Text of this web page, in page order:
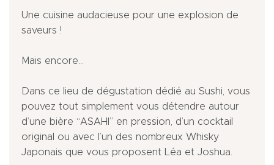
Une cuisine audacieuse pour une explosion de
saveurs !
Mais encore…
Dans ce lieu de dégustation dédié au Sushi, vous
pouvez tout simplement vous détendre autour
d’une bière “ASAHI” en pression, d’un cocktail
original ou avec l’un des nombreux Whisky
Japonais que vous proposent Léa et Joshua.